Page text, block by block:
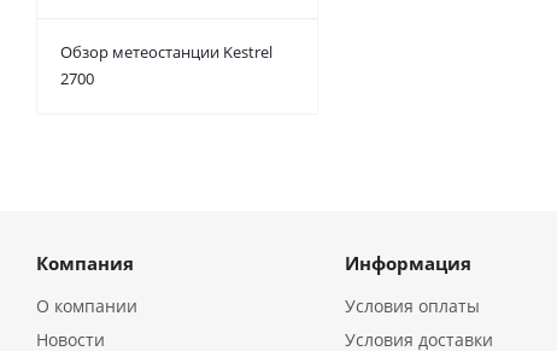
Обзор метеостанции Kestrel
2700
Компания
О компании
Новости
Информация
Условия оплаты
Условия доставки